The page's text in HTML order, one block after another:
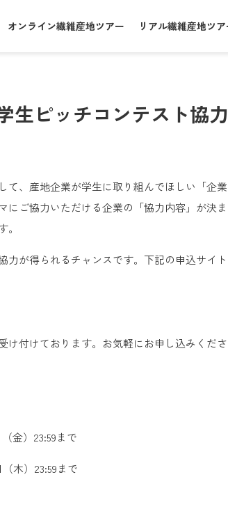
オンライン繊維産地ツアー リアル繊維産地ツ
生ピッチコンテスト協
て、産地企業が学生に取り組んでほしい「企
にご協力いただける企業の「協力内容」が決
力が得られるチャンスです。下記の申込サイ
け付けております。お気軽にお申し込みくだ
金）23:59まで
木）23:59まで